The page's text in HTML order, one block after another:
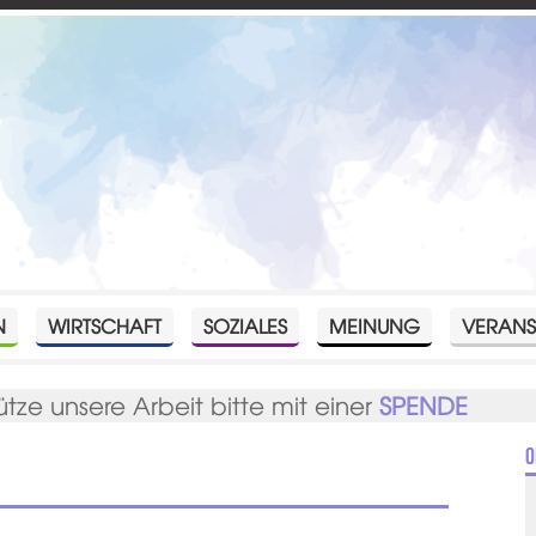
WIRTSCHAFT SOZIALES MEINUNG
unsere Arbeit bitte mit einerSPENDE